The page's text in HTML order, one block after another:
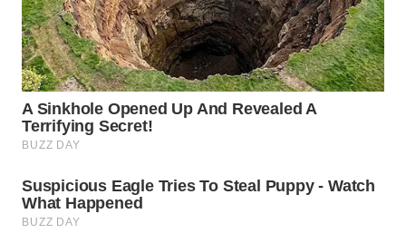
WN
MALUT
WN
DAIRI
WN
TOBA
WN